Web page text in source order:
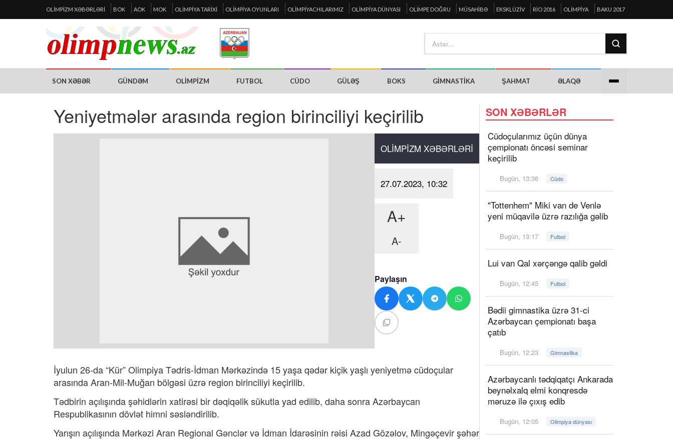
OLIMPIZM XƏBƏRLƏRI BOK AOK MOK OLIMPIYA TARIXI OLIMPIYA OYUNLARI OLIMPIYACHILARIMIZ OLIMPIYA DÜNYASI OLIMPE DOĞRU MÜSAHIBƏ EKSKLÜZIV RIO 2016 OLIMPIYA BAKU 2017
SON XƏBƏR GÜNDƏM OLIMPIZM FUTBOL CÜDO GÜLƏŞ BOKS GIMNASTIKA ŞAHMAT ƏLAQƏ
Yeniyetmələr arasında region birinciliyi keçirilib
OLIMPIZM XƏBƏRLƏRI
27.07.2023, 10:32
A+
A-
Paylaşın
İyulun 26-da “Kür” Olimpiya Tədris-İdman Mərkəzində 15 yaşa qədər kiçik yaşlı yeniyetmə cüdoçular
arasında Aran-Mil-Muğan bölgəsi üzrə region birinciliyi keçirilib.
Tədbirin açılışında şəhidlərin xatirəsi bir dəqiqəlik sükutla yad edilib, daha sonra Azərbaycan
Respublikasının dövlət himni səsləndirilib.
Yarışın açılışında Mərkəzi Aran Regional Gənclər və İdman İdarəsinin rəisi Azad Gözəlov, Mingəçevir şəhər
SON XƏBƏRLƏR
Cüdoçularımız üçün dünya
çempionatı öncəsi seminar
keçirilib
Bugün, 13:36 Cüdo
"Tottenhem" Miki van de Venlə
yeni müqavilə üzrə razılığa gəlib
Bugün, 13:17 Futbol
Lui van Qal xərçəngə qalib gəldi
Bugün, 12:45 Futbol
Bədii gimnastika üzrə 31-ci
Azərbaycan çempionatı başa
çatıb
Bugün, 12:23 Gimnastika
Azərbaycanlı tədqiqatçı Ankarada
beynəlxalq elmi konqresdə
məruzə ilə çıxış edib
Bugün, 12:05 Olimpiya dünyası